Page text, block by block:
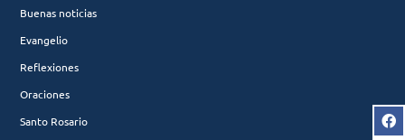
Buenas noticias
Evangelio
Reflexiones
Oraciones
Santo Rosario